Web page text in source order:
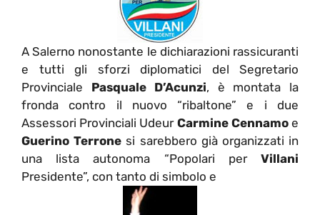
A Salerno nonostante le dichiarazioni rassicuranti
e tutti gli sforzi diplomatici del Segretario
Provinciale Pasquale D’Acunzi, è montata la
fronda contro il nuovo “ribaltone” e i due
Assessori Provinciali Udeur Carmine Cennamoe
Guerino Terrone si sarebbero già organizzati in
una lista autonoma “Popolari per Villani
Presidente”, con tanto di simbolo e